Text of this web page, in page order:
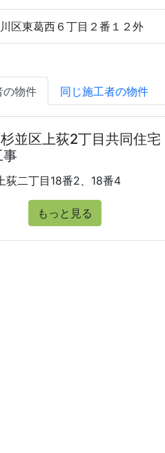
区東葛西６丁目２番１２外
の物件 同じ施工者の物件
並区上荻2丁目共同住宅
事
荻二丁目18番2、18番4
もっと見る